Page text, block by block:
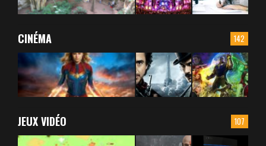
142
CINÉMA
107
JEUX VIDÉO